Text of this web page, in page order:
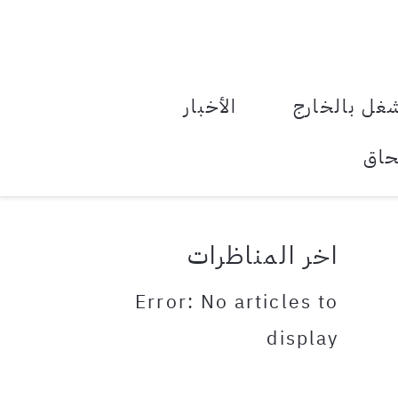
بالخارج
الأخبار
اخر المناظرات
Error: No articles to
display